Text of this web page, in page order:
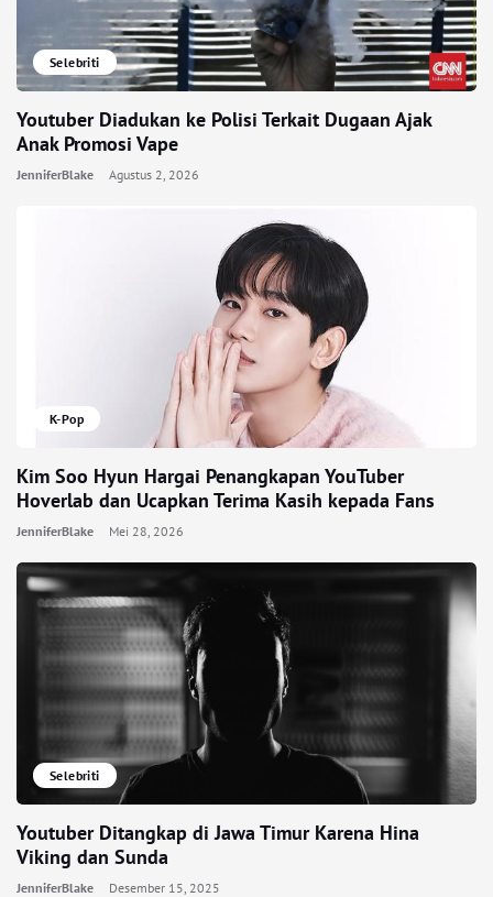
Selebriti
Youtuber Diadukan ke Polisi Terkait Dugaan Ajak
Anak Promosi Vape
JenniferBlake Agustus 2, 2026
K-Pop
Kim Soo Hyun Hargai Penangkapan YouTuber
Hoverlab dan Ucapkan Terima Kasih kepada Fans
JenniferBlake Mei 28, 2026
Selebriti
Youtuber Ditangkap di Jawa Timur Karena Hina
Viking dan Sunda
JenniferBlake Desember 15, 2025